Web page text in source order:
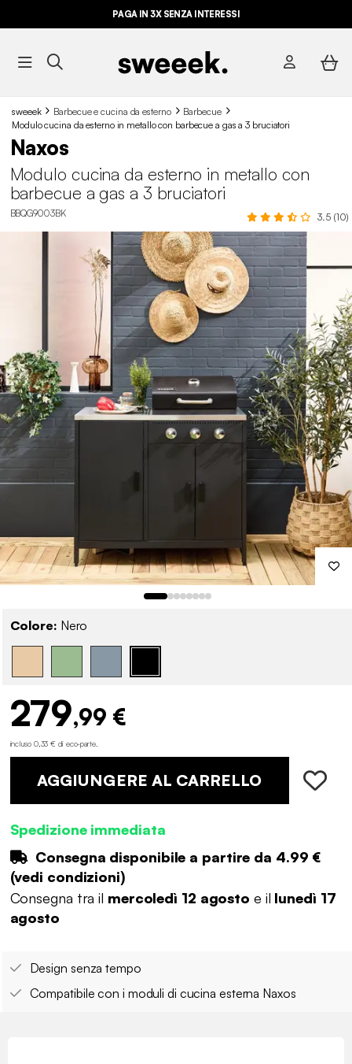
PAGA IN 3X SENZA INTERESSI
sweeek Barbecue e cucina da esterno
Barbecue
Modulo cucina da esterno in metallo con barbecue a gas a 3 bruciatori
Naxos
Modulo cucina da esterno in metallo con
barbecue a gas a 3 bruciatori
BBQG9003BK 3.5 (10)
Colore: Nero
279,99 €
incluso 0,33 € di eco-parte.
AGGIUNGERE AL CARRELLO
Spedizione immediata
Consegna disponibile a partire da 4.99 €
(vedi condizioni)
Consegna tra il mercoledì 12 agosto e il lunedì 17
agosto
Design senza tempo
Compatibile con i moduli di cucina esterna Naxos